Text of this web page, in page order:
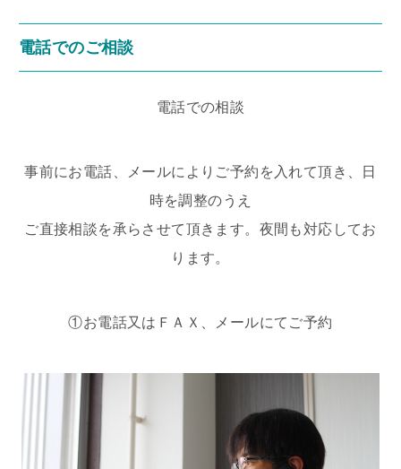
電話でのご相談
電話での相談
事前にお電話、メールによりご予約を入れて頂き、日
時を調整のうえ
ご直接相談を承らさせて頂きます。夜間も対応してお
ります。
①お電話又はＦＡＸ、メールにてご予約